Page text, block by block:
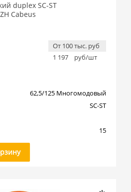
duplex SC-ST
Cabeus
От 100 тыс. руб
1 197
руб/шт
62,5/125 Многомодовый
SC-ST
15